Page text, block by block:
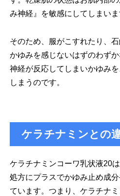
み神経』を敏感にしてしまいま
そのため、服がこすれたり、
かゆみを感じないはずのわず
神経が反応してしまいかゆみ
しまうのです。
ケラチナミンとの
ケラチナミンコーワ乳状液20
処方にプラスでかゆみ止め成
ています。つまり、ケラチナ